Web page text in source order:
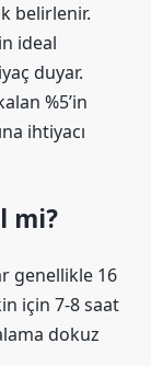
belirlenir.
ideal
duyar.
%5’in
ihtiyacı
mi?
genellikle 16
için 7-8 saat
dokuz